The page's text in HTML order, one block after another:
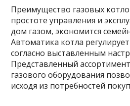
Преимущество газовых
простоте управления и
дом газом, экономится
Автоматика котла
согласно выставленным
Представленный
газового оборудования
исходя из потребностей